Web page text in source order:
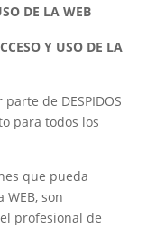
DE LA WEB
Y USO DE LA
de DESPIDOS
para todos los
que pueda
son
profesional de